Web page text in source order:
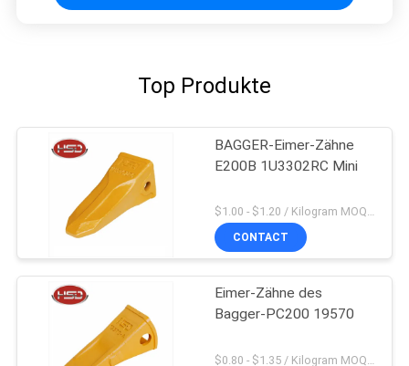
Top Produkte
BAGGER-Eimer-Zähne
E200B 1U3302RC Mini
$1.00 - $1.20 / Kilogram MOQ:100 Kilogramm/Kilogramm
CONTACT
Eimer-Zähne des
Bagger-PC200 19570